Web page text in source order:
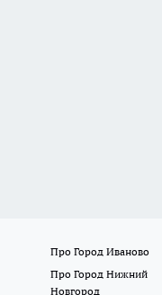
Про Город Иваново
Про Город Нижний
Новгород